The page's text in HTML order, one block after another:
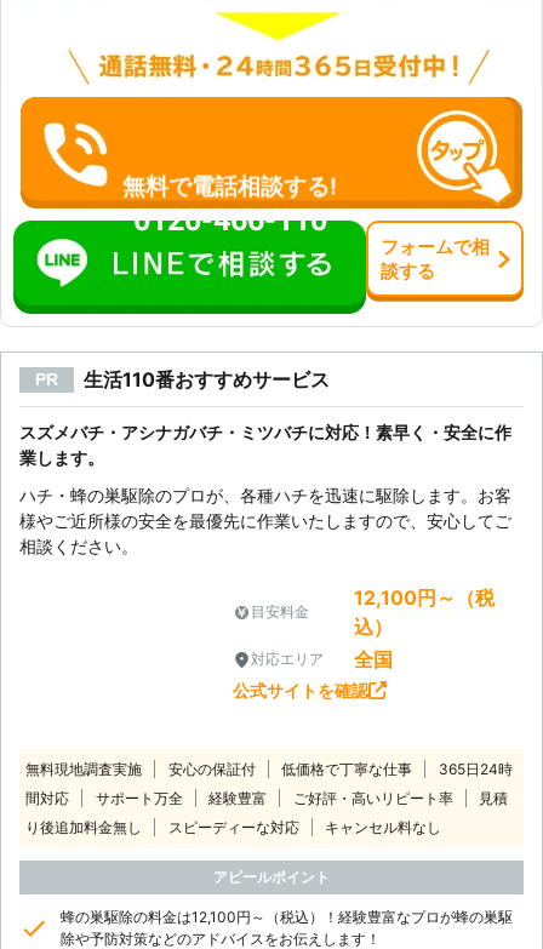
無料で電話相談する!
0120-466-110
フォームで相
談する
PR 生活110番おすすめサービス
スズメバチ・アシナガバチ・ミツバチに対応！素早く・安全に作
業します。
ハチ・蜂の巣駆除のプロが、各種ハチを迅速に駆除します。お客
様やご近所様の安全を最優先に作業いたしますので、安心してご
相談ください。
目安料金
12,100円～（税
込）
対応エリア 全国
公式サイトを確認
無料現地調査実施 安心の保証付 低価格で丁寧な仕事
365日24時
間対応
サポート万全 経験豊富 ご好評・高いリピート率
見積
り後追加料金無し
スピーディーな対応 キャンセル料なし
アピールポイント
蜂の巣駆除の料金は12,100円～（税込）！経験豊富なプロが蜂の巣駆
除や予防対策などのアドバイスをお伝えします！